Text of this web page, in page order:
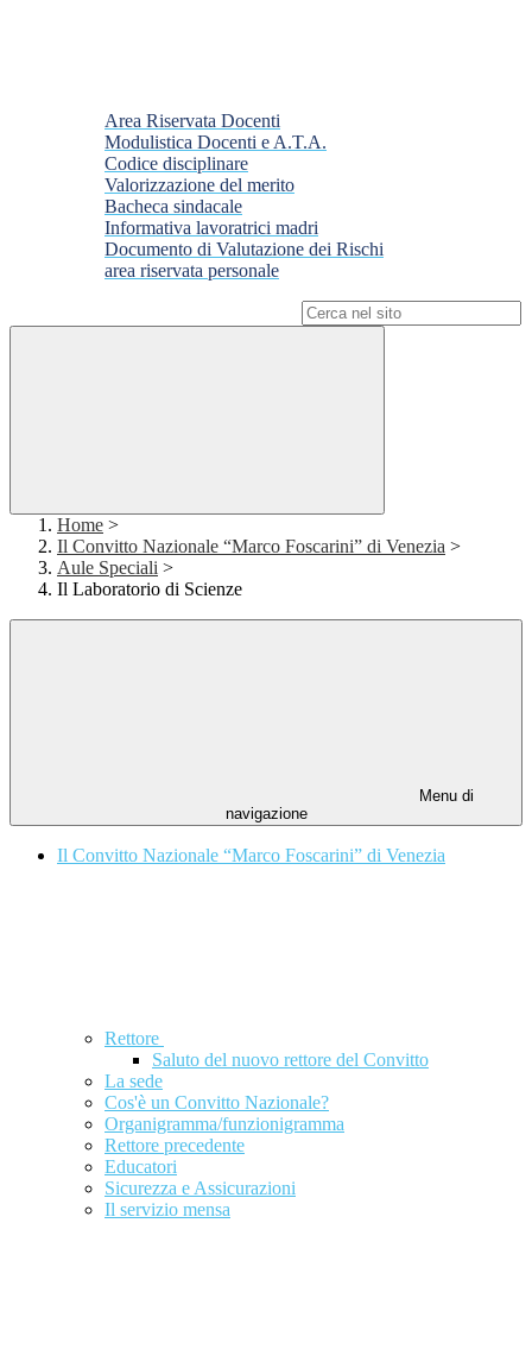
Area Riservata Docenti
Modulistica Docenti e A.T.A.
Codice disciplinare
Valorizzazione del merito
Bacheca sindacale
Informativa lavoratrici madri
Documento di Valutazione dei Rischi
area riservata personale
Home >
Il Convitto Nazionale “Marco Foscarini” di Venezia >
Aule Speciali >
Il Laboratorio di Scienze
Menu di
navigazione
Il Convitto Nazionale “Marco Foscarini” di Venezia
Rettore
Saluto del nuovo rettore del Convitto
La sede
Cos'è un Convitto Nazionale?
Organigramma/funzionigramma
Rettore precedente
Educatori
Sicurezza e Assicurazioni
Il servizio mensa